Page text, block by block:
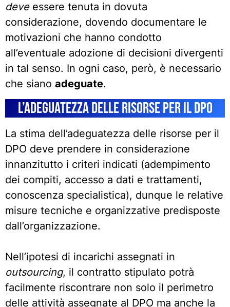
deve essere tenuta in dovuta
considerazione, dovendo documentare le
motivazioni che hanno condotto
all’eventuale adozione di decisioni divergenti
in tal senso. In ogni caso, però, è necessario
che siano adeguate.
L’adeguatezza delle risorse per il DPO
La stima dell’adeguatezza delle risorse per il
DPO deve prendere in considerazione
innanzitutto i criteri indicati (adempimento
dei compiti, accesso a dati e trattamenti,
conoscenza specialistica), dunque le relative
misure tecniche e organizzative predisposte
dall’organizzazione.
Nell’ipotesi di incarichi assegnati in
outsourcing, il contratto stipulato potrà
facilmente riscontrare non solo il perimetro
delle attività assegnate al DPO ma anche la